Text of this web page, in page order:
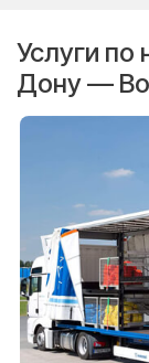
Услуги
Дону —